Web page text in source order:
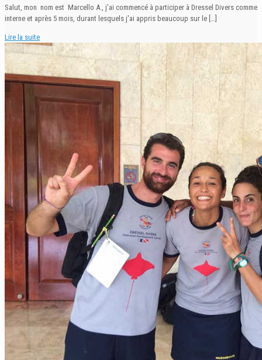
Salut, mon nom est Marcello A., j'ai commencé à participer à Dressel Divers comme
interne et après 5 mois, durant lesquels j'ai appris beaucoup sur le […]
Lire la suite